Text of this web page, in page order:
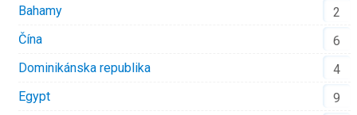
Bahamy
2
Čína
6
Dominikánska republika
4
Egypt
9